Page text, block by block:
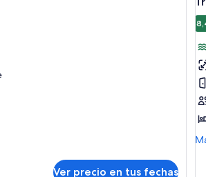
Ver precio en tus fechas